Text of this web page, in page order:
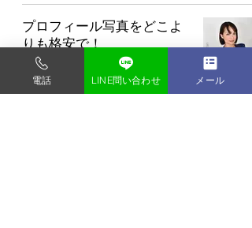
プロフィール写真をどこよ
りも格安で！
タンタン フォトスタジオ
2022年6月3日
読了時間: 2分
電話 LINE問い合わせ メール